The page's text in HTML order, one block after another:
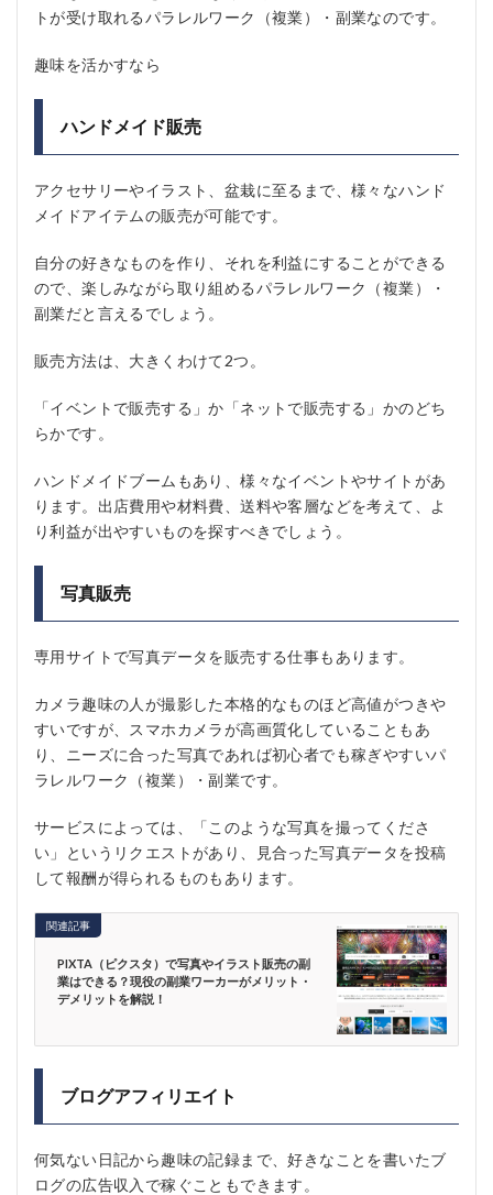
トが受け取れるパラレルワーク（複業）・副業なのです。
趣味を活かすなら
ハンドメイド販売
アクセサリーやイラスト、盆栽に至るまで、様々なハンド
メイドアイテムの販売が可能です。
自分の好きなものを作り、それを利益にすることができる
ので、楽しみながら取り組めるパラレルワーク（複業）・
副業だと言えるでしょう。
販売方法は、大きくわけて2つ。
「イベントで販売する」か「ネットで販売する」かのどち
らかです。
ハンドメイドブームもあり、様々なイベントやサイトがあ
ります。出店費用や材料費、送料や客層などを考えて、よ
り利益が出やすいものを探すべきでしょう。
写真販売
専用サイトで写真データを販売する仕事もあります。
カメラ趣味の人が撮影した本格的なものほど高値がつきや
すいですが、スマホカメラが高画質化していることもあ
り、ニーズに合った写真であれば初心者でも稼ぎやすいパ
ラレルワーク（複業）・副業です。
サービスによっては、「このような写真を撮ってくださ
い」というリクエストがあり、見合った写真データを投稿
して報酬が得られるものもあります。
関連記事
PIXTA（ピクスタ）で写真やイラスト販売の副
業はできる？現役の副業ワーカーがメリット・
デメリットを解説！
ブログアフィリエイト
何気ない日記から趣味の記録まで、好きなことを書いたブ
ログの広告収入で稼ぐこともできます。